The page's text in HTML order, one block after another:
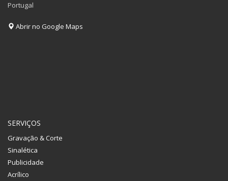
Portugal
Abrir no Google Maps
SERVIÇOS
Gravação & Corte
Sinalética
Publicidade
Acrílico